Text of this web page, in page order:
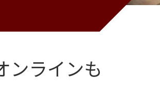
ンラインも